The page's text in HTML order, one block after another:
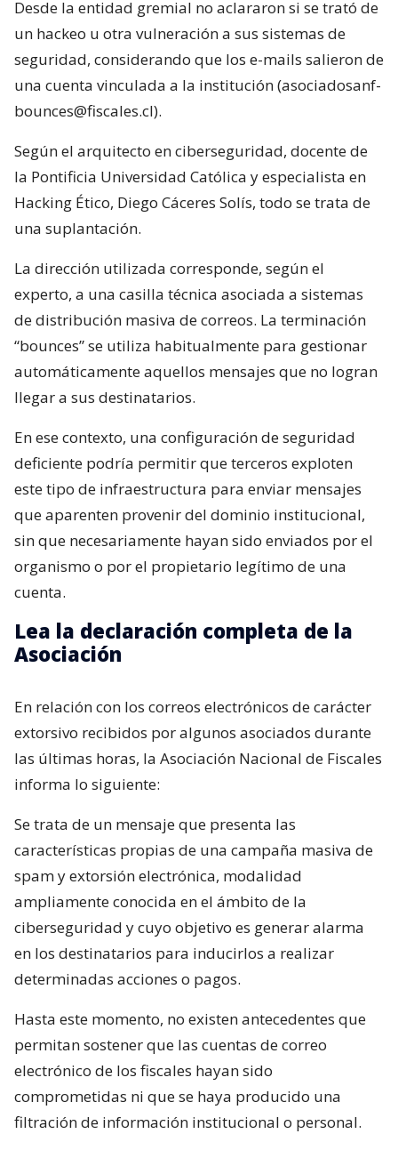
Desde la entidad gremial no aclararon si se trató de
un hackeo u otra vulneración a sus sistemas de
seguridad, considerando que los e-mails salieron de
una cuenta vinculada a la institución (asociadosanf-
bounces@fiscales.cl).
Según el arquitecto en ciberseguridad, docente de
la Pontificia Universidad Católica y especialista en
Hacking Ético, Diego Cáceres Solís, todo se trata de
una suplantación.
La dirección utilizada corresponde, según el
experto, a una casilla técnica asociada a sistemas
de distribución masiva de correos. La terminación
“bounces” se utiliza habitualmente para gestionar
automáticamente aquellos mensajes que no logran
llegar a sus destinatarios.
En ese contexto, una configuración de seguridad
deficiente podría permitir que terceros exploten
este tipo de infraestructura para enviar mensajes
que aparenten provenir del dominio institucional,
sin que necesariamente hayan sido enviados por el
organismo o por el propietario legítimo de una
cuenta.
Lea la declaración completa de la
Asociación
En relación con los correos electrónicos de carácter
extorsivo recibidos por algunos asociados durante
las últimas horas, la Asociación Nacional de Fiscales
informa lo siguiente:
Se trata de un mensaje que presenta las
características propias de una campaña masiva de
spam y extorsión electrónica, modalidad
ampliamente conocida en el ámbito de la
ciberseguridad y cuyo objetivo es generar alarma
en los destinatarios para inducirlos a realizar
determinadas acciones o pagos.
Hasta este momento, no existen antecedentes que
permitan sostener que las cuentas de correo
electrónico de los fiscales hayan sido
comprometidas ni que se haya producido una
filtración de información institucional o personal.